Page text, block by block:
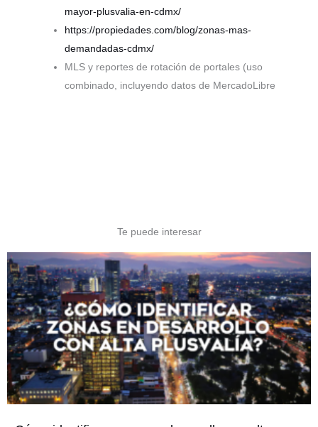
mayor-plusvalia-en-cdmx/
https://propiedades.com/blog/zonas-mas-
demandadas-cdmx/
MLS y reportes de rotación de portales (uso
combinado, incluyendo datos de MercadoLibre
Te puede interesar